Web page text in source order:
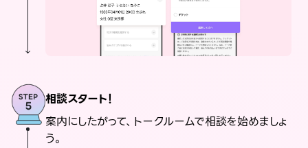
相談スタート！
案内にしたがって、トークルームで相談を始めましょ
う。